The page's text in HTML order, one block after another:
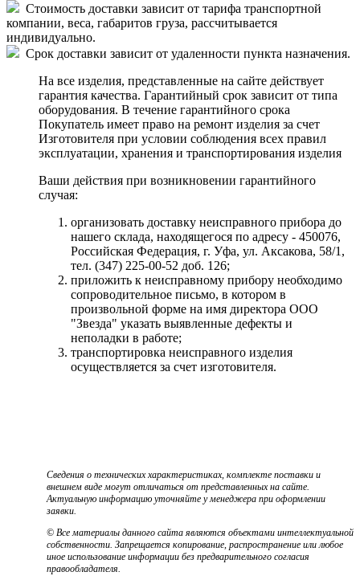
Стоимость доставки зависит от тарифа транспортной
компании, веса, габаритов груза, рассчитывается
индивидуально.
Срок доставки зависит от удаленности пункта назначения.
На все изделия, представленные на сайте действует
гарантия качества. Гарантийный срок зависит от типа
оборудования. В течение гарантийного срока
Покупатель имеет право на ремонт изделия за счет
Изготовителя при условии соблюдения всех правил
эксплуатации, хранения и транспортирования изделия
Ваши действия при возникновении гарантийного
случая:
организовать доставку неисправного прибора до
нашего склада, находящегося по адресу - 450076,
Российская Федерация, г. Уфа, ул. Аксакова, 58/1,
тел. (347) 225-00-52 доб. 126;
приложить к неисправному прибору необходимо
сопроводительное письмо, в котором в
произвольной форме на имя директора ООО
"Звезда" указать выявленные дефекты и
неполадки в работе;
транспортировка неисправного изделия
осуществляется за счет изготовителя.
Сведения о технических характеристиках, комплекте поставки и
внешнем виде могут отличаться от представленных на сайте.
Актуальную информацию уточняйте у менеджера при оформлении
заявки.
© Все материалы данного сайта являются объектами интеллектуальной
собственности. Запрещается копирование, распространение или любое
иное использование информации без предварительного согласия
правообладателя.